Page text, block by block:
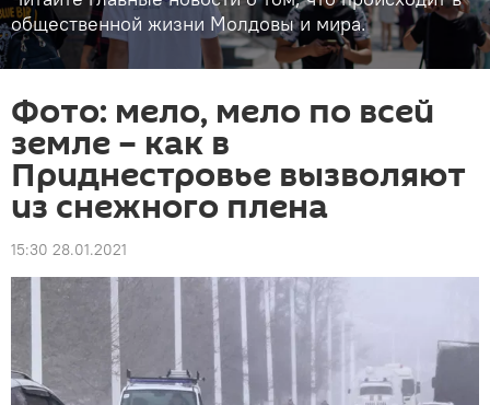
общественной жизни Молдовы и мира.
Фото: мело, мело по всей
земле – как в
Приднестровье вызволяют
из снежного плена
15:30 28.01.2021